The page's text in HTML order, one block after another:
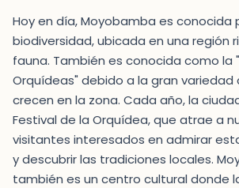
Hoy en día, Moyobamba es conocida
biodiversidad, ubicada en una región
fauna. También es conocida como la
Orquídeas" debido a la gran
crecen en la zona. Cada año, la
Festival de la Orquídea, que atrae a
visitantes interesados en admirar
y descubrir las tradiciones locales.
también es un centro cultural donde